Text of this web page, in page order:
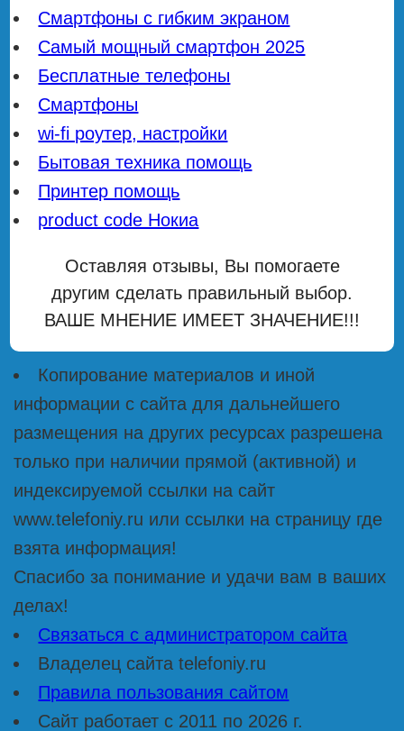
Смартфоны с гибким экраном
Самый мощный смартфон 2025
Бесплатные телефоны
Смартфоны
wi-fi роутер, настройки
Бытовая техника помощь
Принтер помощь
product code Нокиа
Оставляя отзывы, Вы помогаете
другим сделать правильный выбор.
ВАШЕ МНЕНИЕ ИМЕЕТ ЗНАЧЕНИЕ!!!
Копирование материалов и иной
информации с сайта для дальнейшего
размещения на других ресурсах разрешена
только при наличии прямой (активной) и
индексируемой ссылки на сайт
www.telefoniy.ru или ссылки на страницу где
взята информация!
Спасибо за понимание и удачи вам в ваших
делах!
Связаться с администратором сайта
Владелец сайта telefoniy.ru
Правила пользования сайтом
Сайт работает с 2011 по 2026 г.